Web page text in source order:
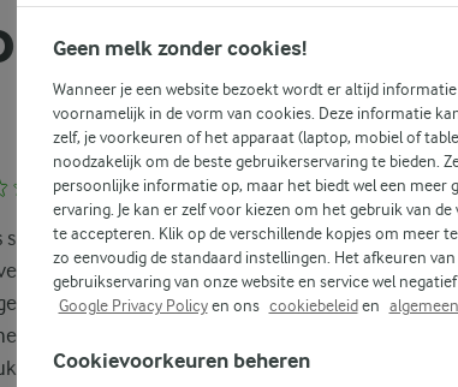
(0)
simpel
kaassaus.
en
tijdens
Geen melk zonder cookies!
Wanneer je een website bezoekt wordt er altijd
voornamelijk in de vorm van cookies. Deze informatie
zelf, je voorkeuren of het apparaat (laptop, mobiel of
noodzakelijk om de beste gebruikerservaring te bieden.
persoonlijke informatie op, maar het biedt wel een meer
ervaring. Je kan er zelf voor kiezen om het gebruik van
te accepteren. Klik op de verschillende kopjes om meer
zo eenvoudig de standaard instellingen. Het afkeuren
gebruikservaring van onze website en service wel
Google Privacy Policyen ons cookiebeleiden
Cookievoorkeuren beheren